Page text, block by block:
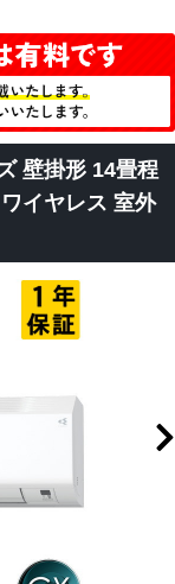
壁掛形 14畳程
イヤレス 室外